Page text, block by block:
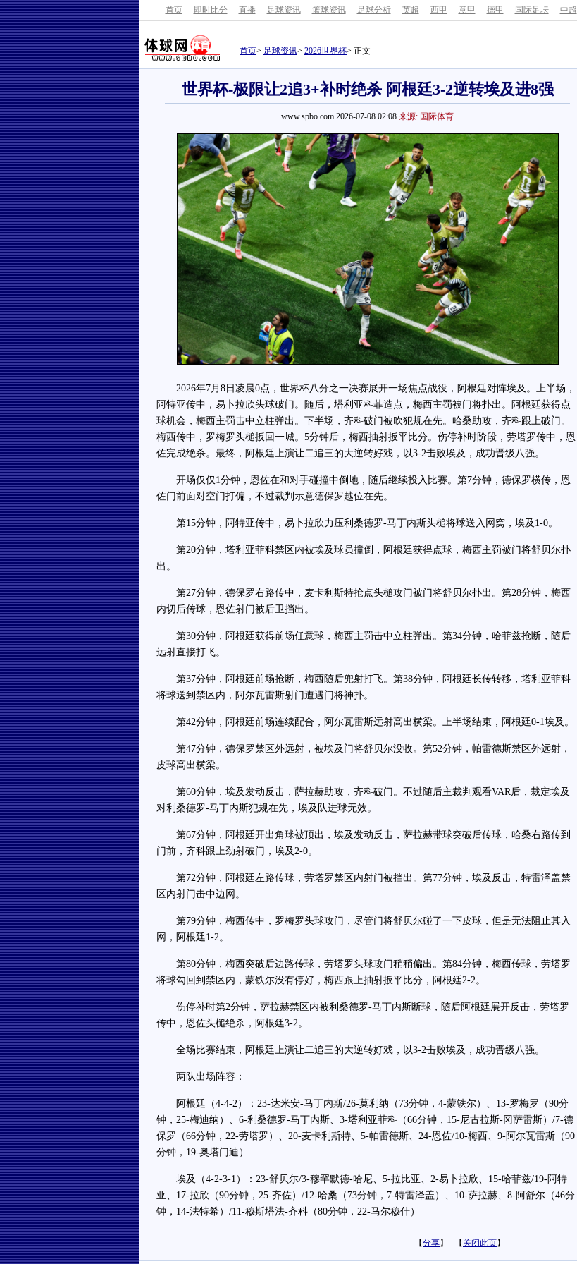
首页 - 即时比分 - 直播 - 足球资讯 - 篮球资讯 - 足球分析 - 英超 - 西甲 - 意甲 - 德甲 - 国际足坛 - 中超
首页> 足球资讯> 2026世界杯> 正文
世界杯-极限让2追3+补时绝杀 阿根廷3-2逆转埃及进8强
www.spbo.com 2026-07-08 02:08 来源: 国际体育
2026年7月8日凌晨0点，世界杯八分之一决赛展开一场焦点战役，阿根廷对阵埃及。上半场，
阿特亚传中，易卜拉欣头球破门。随后，塔利亚科菲造点，梅西主罚被门将扑出。阿根廷获得点
球机会，梅西主罚击中立柱弹出。下半场，齐科破门被吹犯规在先。哈桑助攻，齐科跟上破门。
梅西传中，罗梅罗头槌扳回一城。5分钟后，梅西抽射扳平比分。伤停补时阶段，劳塔罗传中，恩
佐完成绝杀。最终，阿根廷上演让二追三的大逆转好戏，以3-2击败埃及，成功晋级八强。
开场仅仅1分钟，恩佐在和对手碰撞中倒地，随后继续投入比赛。第7分钟，德保罗横传，恩
佐门前面对空门打偏，不过裁判示意德保罗越位在先。
第15分钟，阿特亚传中，易卜拉欣力压利桑德罗-马丁内斯头槌将球送入网窝，埃及1-0。
第20分钟，塔利亚菲科禁区内被埃及球员撞倒，阿根廷获得点球，梅西主罚被门将舒贝尔扑
出。
第27分钟，德保罗右路传中，麦卡利斯特抢点头槌攻门被门将舒贝尔扑出。第28分钟，梅西
内切后传球，恩佐射门被后卫挡出。
第30分钟，阿根廷获得前场任意球，梅西主罚击中立柱弹出。第34分钟，哈菲兹抢断，随后
远射直接打飞。
第37分钟，阿根廷前场抢断，梅西随后兜射打飞。第38分钟，阿根廷长传转移，塔利亚菲科
将球送到禁区内，阿尔瓦雷斯射门遭遇门将神扑。
第42分钟，阿根廷前场连续配合，阿尔瓦雷斯远射高出横梁。上半场结束，阿根廷0-1埃及。
第47分钟，德保罗禁区外远射，被埃及门将舒贝尔没收。第52分钟，帕雷德斯禁区外远射，
皮球高出横梁。
第60分钟，埃及发动反击，萨拉赫助攻，齐科破门。不过随后主裁判观看VAR后，裁定埃及
对利桑德罗-马丁内斯犯规在先，埃及队进球无效。
第67分钟，阿根廷开出角球被顶出，埃及发动反击，萨拉赫带球突破后传球，哈桑右路传到
门前，齐科跟上劲射破门，埃及2-0。
第72分钟，阿根廷左路传球，劳塔罗禁区内射门被挡出。第77分钟，埃及反击，特雷泽盖禁
区内射门击中边网。
第79分钟，梅西传中，罗梅罗头球攻门，尽管门将舒贝尔碰了一下皮球，但是无法阻止其入
网，阿根廷1-2。
第80分钟，梅西突破后边路传球，劳塔罗头球攻门稍稍偏出。第84分钟，梅西传球，劳塔罗
将球勾回到禁区内，蒙铁尔没有停好，梅西跟上抽射扳平比分，阿根廷2-2。
伤停补时第2分钟，萨拉赫禁区内被利桑德罗-马丁内斯断球，随后阿根廷展开反击，劳塔罗
传中，恩佐头槌绝杀，阿根廷3-2。
全场比赛结束，阿根廷上演让二追三的大逆转好戏，以3-2击败埃及，成功晋级八强。
两队出场阵容：
阿根廷（4-4-2）：23-达米安-马丁内斯/26-莫利纳（73分钟，4-蒙铁尔）、13-罗梅罗（90分
钟，25-梅迪纳）、6-利桑德罗-马丁内斯、3-塔利亚菲科（66分钟，15-尼古拉斯-冈萨雷斯）/7-德
保罗（66分钟，22-劳塔罗）、20-麦卡利斯特、5-帕雷德斯、24-恩佐/10-梅西、9-阿尔瓦雷斯（90
分钟，19-奥塔门迪）
埃及（4-2-3-1）：23-舒贝尔/3-穆罕默德-哈尼、5-拉比亚、2-易卜拉欣、15-哈菲兹/19-阿特
亚、17-拉欣（90分钟，25-齐佐）/12-哈桑（73分钟，7-特雷泽盖）、10-萨拉赫、8-阿舒尔（46分
钟，14-法特希）/11-穆斯塔法-齐科（80分钟，22-马尔穆什）
【分享】 【 关闭此页】